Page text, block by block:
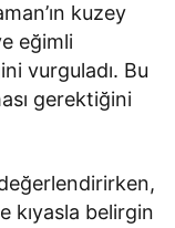
kuzey
eğimli
vurguladı. Bu
gerektiğini
kıyasla belirgin